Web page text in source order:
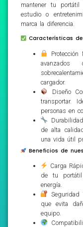
mantener tu portátil
estudio o
marca la diferencia.
Características
avanzados
cargador.
Diseño
transportar.
personas en
de alta
una vida útil
Beneficios de
Carga
de tu
energía.
Seguridad
que evita
equipo.